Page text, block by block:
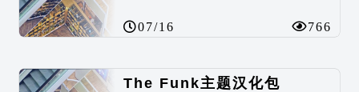
07/16 766
The Funk主题汉化包